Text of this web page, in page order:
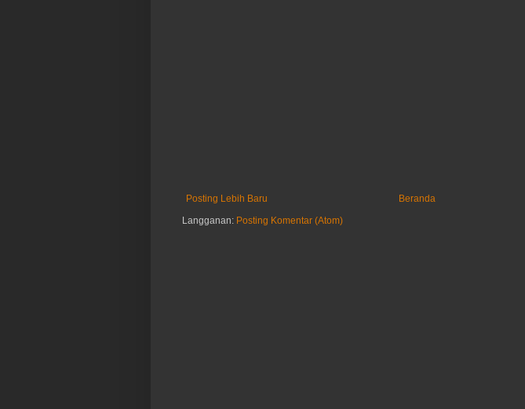
Posting Lebih Baru
Beranda
Langganan: Posting Komentar (Atom)